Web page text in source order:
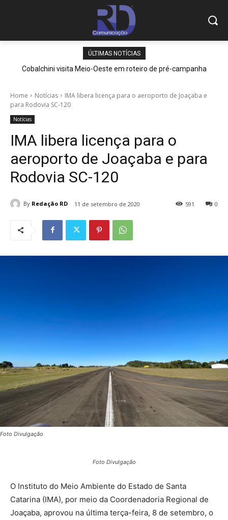
ÚLTIMAS NOTÍCIAS
Cobalchini visita Meio-Oeste em roteiro de pré-campanha
Home Notícias
IMA libera licença para o aeroporto de Joaçaba e
para Rodovia SC-120
Notícias
IMA libera licença para o
aeroporto de Joaçaba e para
Rodovia SC-120
By Redação RD 11 de setembro de 2020 0
591
Foto Divulgação
Foto Divulgação
O Instituto do Meio Ambiente do Estado de Santa
Catarina (IMA), por meio da Coordenadoria Regional de
Joaçaba, aprovou na última terça-feira, 8 de setembro, o